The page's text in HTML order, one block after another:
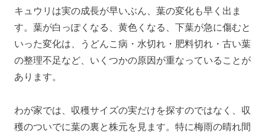
キュウリは実の成長が早いぶん、葉の変化も早く出ま
す。葉が白っぽくなる、黄色くなる、下葉が急に傷むと
いった変化は、うどんこ病・水切れ・肥料切れ・古い葉
の整理不足など、いくつかの原因が重なっていることが
あります。
わが家では、収穫サイズの実だけを探すのではなく、収
穫のついでに葉の裏と株元を見ます。特に梅雨の晴れ間